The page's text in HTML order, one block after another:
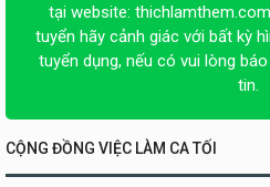
tại website: thichlamthem.com
tuyển hãy cảnh giác với bất kỳ
tuyển dụng, nếu có vui lòng
tin.
CỘNG ĐỒNG VIỆC LÀM CA TỐI